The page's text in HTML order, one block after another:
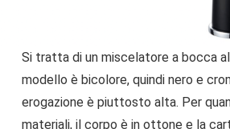
Si tratta di un miscelatore a bocca
modello è bicolore, quindi nero e
erogazione è piuttosto alta. Per
materiali, il corpo è in ottone e la